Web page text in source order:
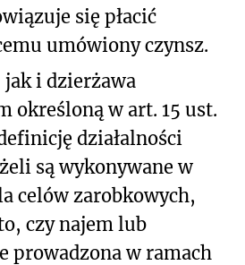
się płacić
umówiony czynsz.
i dzierżawa
określoną w art. 15 ust.
działalności
są wykonywane w
celów zarobkowych,
czy najem lub
prowadzona w ramach